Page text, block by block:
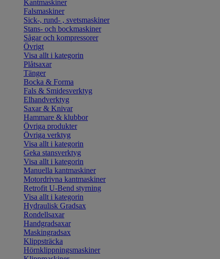
Kantmaskiner
Falsmaskiner
Sick-, rund- , svetsmaskiner
Stans- och bockmaskiner
Sågar och kompressorer
Övrigt
Visa allt i kategorin
Plåtsaxar
Tänger
Bocka & Forma
Fals & Smidesverktyg
Elhandverktyg
Saxar & Knivar
Hammare & klubbor
Övriga produkter
Övriga verktyg
Visa allt i kategorin
Geka stansverktyg
Visa allt i kategorin
Manuella kantmaskiner
Motordrivna kantmaskiner
Retrofit U-Bend styrning
Visa allt i kategorin
Hydraulisk Gradsax
Rondellsaxar
Handgradsaxar
Maskingradsax
Klippsträcka
Hörnklippningsmaskiner